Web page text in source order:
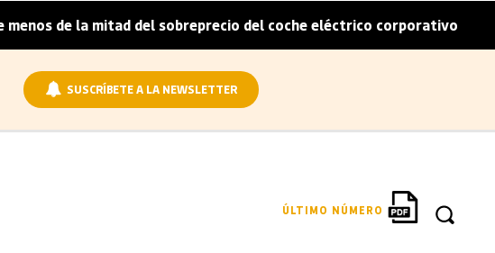
del sobreprecio del coche eléctrico corporativo | Arval
SUSCRÍBETE A LA NEWSLETTER
ÚLTIMO NÚMERO